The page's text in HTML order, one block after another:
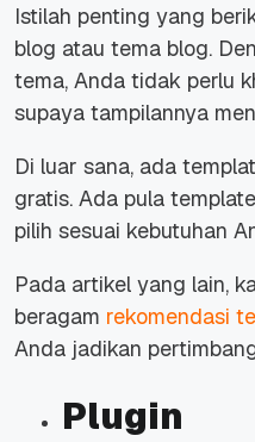
Istilah penting yang
blog atau tema blog.
tema, Anda tidak perlu
supaya tampilannya
Di luar sana, ada
gratis. Ada pula template
pilih sesuai kebutuhan
Pada artikel yang lain,
beragam rekomendasi
Anda jadikan
Plugin